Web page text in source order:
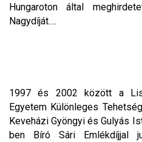
Hungaroton által
Nagydíját….
1997 és 2002 között a
Egyetem Különleges
Keveházi Gyöngyi és Gulyás
ben Bíró Sári Emlékdíjjal